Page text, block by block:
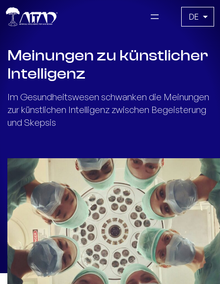
Zum
Inhalt
springen
Sprache
auswählen
Meinungen zu künstlicher
Intelligenz
Im Gesundheitswesen schwanken die Meinungen
zur künstlichen Intelligenz zwischen Begeisterung
und Skepsis